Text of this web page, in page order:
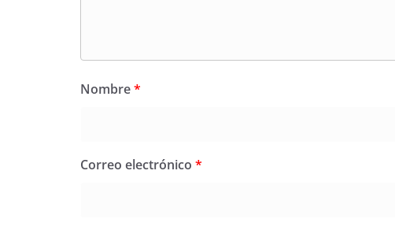
Nombre*
Correo electrónico *